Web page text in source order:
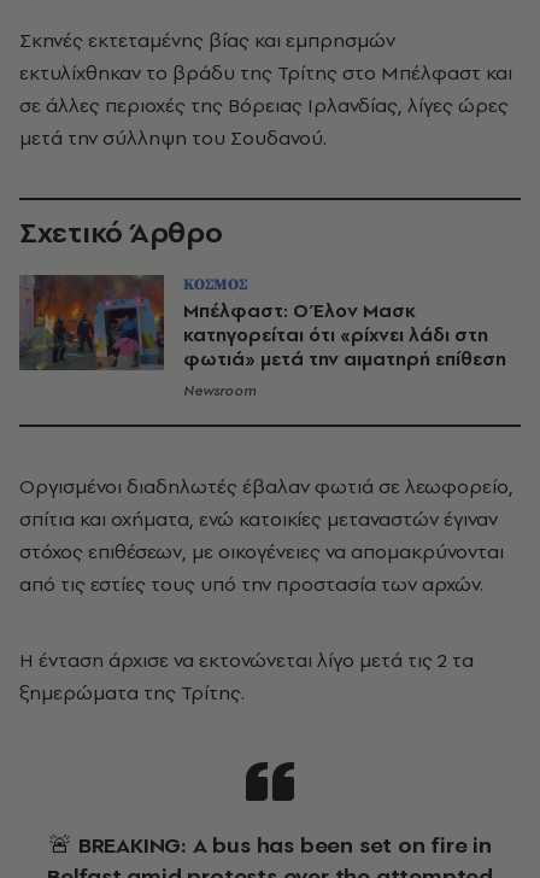
Σκηνές εκτεταμένης βίας και εμπρησμών
εκτυλίχθηκαν το βράδυ της Τρίτης στο Μπέλφαστ και
σε άλλες περιοχές της Βόρειας Ιρλανδίας, λίγες ώρες
μετά την σύλληψη του Σουδανού.
Σχετικό Άρθρο
ΚΟΣΜΟΣ
Μπέλφαστ: Ο Έλον Μασκ
κατηγορείται ότι «ρίχνει λάδι στη
φωτιά» μετά την αιματηρή επίθεση
Newsroom
Οργισμένοι διαδηλωτές έβαλαν φωτιά σε λεωφορείο,
σπίτια και οχήματα, ενώ κατοικίες μεταναστών έγιναν
στόχος επιθέσεων, με οικογένειες να απομακρύνονται
από τις εστίες τους υπό την προστασία των αρχών.
Η ένταση άρχισε να εκτονώνεται λίγο μετά τις 2 τα
ξημερώματα της Τρίτης.
🚨 BREAKING: A bus has been set on fire in